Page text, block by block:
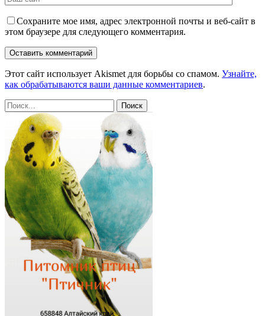
Сохраните мое имя, адрес электронной почты и веб-сайт в
этом браузере для следующего комментария.
Этот сайт использует Akismet для борьбы со спамом. Узнайте,
как обрабатываются ваши данные комментариев.